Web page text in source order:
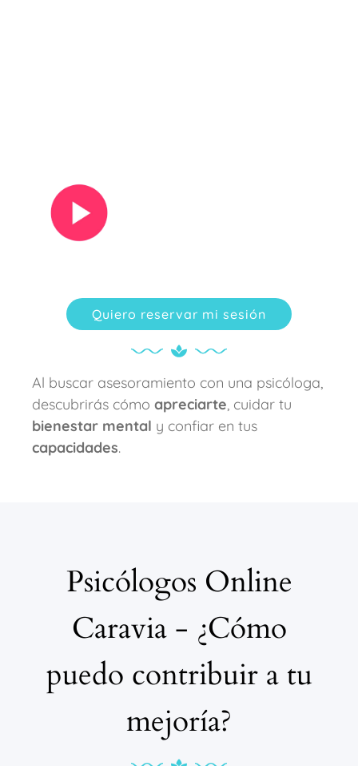
Quiero reservar mi sesión
Al buscar asesoramiento con una psicóloga,
descubrirás cómo apreciarte, cuidar tu
bienestar mental y confiar en tus
capacidades.
Psicólogos Online
Caravia - ¿Cómo
puedo contribuir a tu
mejoría?